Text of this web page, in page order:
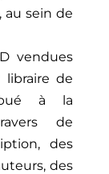
au sein de
vendues
libraire de
à la
de
des
des